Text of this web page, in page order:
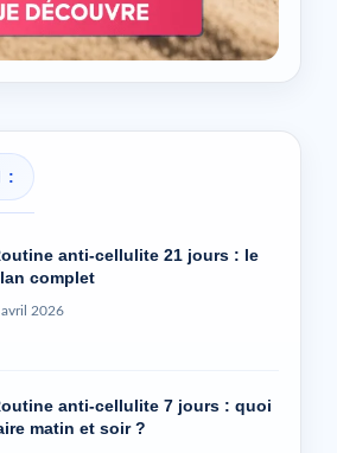
:
anti-cellulite 21 jours : le
complet
2026
anti-cellulite 7 jours : quoi
matin et soir ?